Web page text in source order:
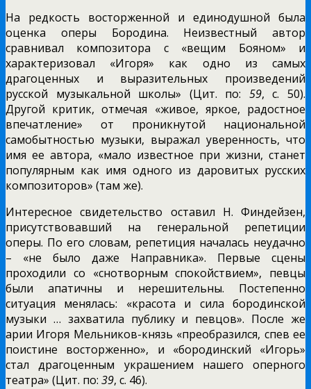
На редкость восторженной и единодушной была
оценка оперы Бородина. Неизвестный автор
сравнивал композитора с «вещим Бояном» и
характеризовал «Игоря» как одно из самых
драгоценных и выразительных произведений
русской музыкальной школы» (Цит. по: 59, с. 50).
Другой критик, отмечая «живое, яркое, радостное
впечатление» от проникнутой национальной
самобытностью музыки, выражал уверенность, что
имя ее автора, «мало известное при жизни, станет
популярным как имя одного из даровитых русских
композиторов» (там же).
Интересное свидетельство оставил Н. Финдейзен,
присутствовавший на генеральной репетиции
оперы. По его словам, репетиция началась неудачно
– «не было даже Направника». Первые сцены
проходили со «снотворным спокойствием», певцы
были апатичны и нерешительны. Постепенно
ситуация менялась: «красота и сила бородинской
музыки … захватила публику и певцов». После же
арии Игоря Мельников-князь «преобразился, спев ее
поистине восторженно», и «бородинский «Игорь»
стал драгоценным украшением нашего оперного
театра» (Цит. по: 39, с. 46).